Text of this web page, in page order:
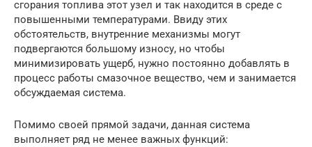
сгорания топлива этот узел и так находится в среде с
повышенными температурами. Ввиду этих
обстоятельств, внутренние механизмы могут
подвергаются большому износу, но чтобы
минимизировать ущерб, нужно постоянно добавлять в
процесс работы смазочное вещество, чем и занимается
обсуждаемая система.
Помимо своей прямой задачи, данная система
выполняет ряд не менее важных функций: